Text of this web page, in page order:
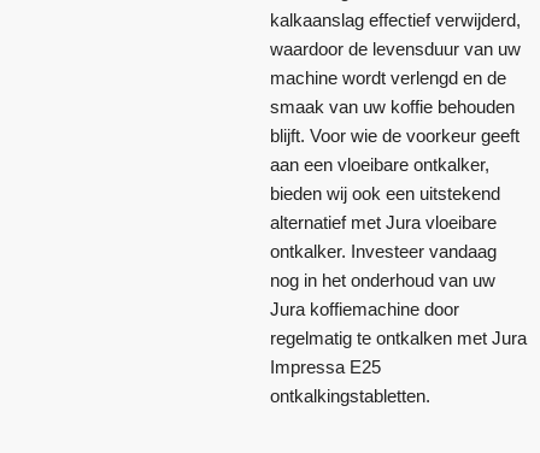
kalkaanslag effectief verwijderd,
waardoor de levensduur van uw
machine wordt verlengd en de
smaak van uw koffie behouden
blijft. Voor wie de voorkeur geeft
aan een vloeibare ontkalker,
bieden wij ook een uitstekend
alternatief met Jura vloeibare
ontkalker. Investeer vandaag
nog in het onderhoud van uw
Jura koffiemachine door
regelmatig te ontkalken met Jura
Impressa E25
ontkalkingstabletten.